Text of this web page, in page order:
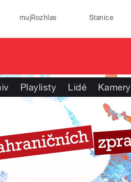
mujRozhlas Stanice
Playlisty Lidé Kamery